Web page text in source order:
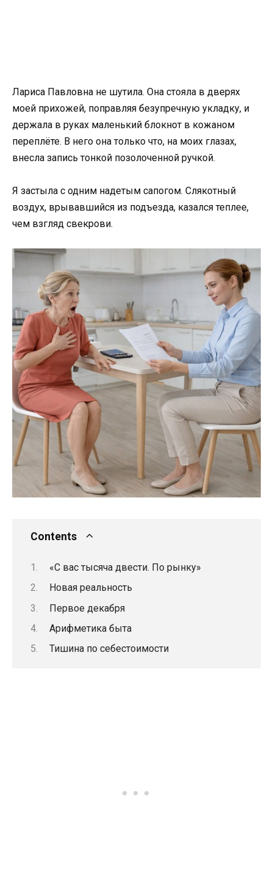
Лариса Павловна не шутила. Она стояла в дверях
моей прихожей, поправляя безупречную укладку, и
держала в руках маленький блокнот в кожаном
переплёте. В него она только что, на моих глазах,
внесла запись тонкой позолоченной ручкой.
Я застыла с одним надетым сапогом. Слякотный
воздух, врывавшийся из подъезда, казался теплее,
чем взгляд свекрови.
Contents
«С вас тысяча двести. По рынку»
Новая реальность
Первое декабря
Арифметика быта
Тишина по себестоимости